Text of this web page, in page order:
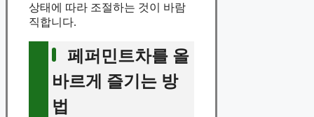
상태에 따라 조절하는 것이 바람
직합니다.
페퍼민트차를 올
바르게 즐기는 방
법